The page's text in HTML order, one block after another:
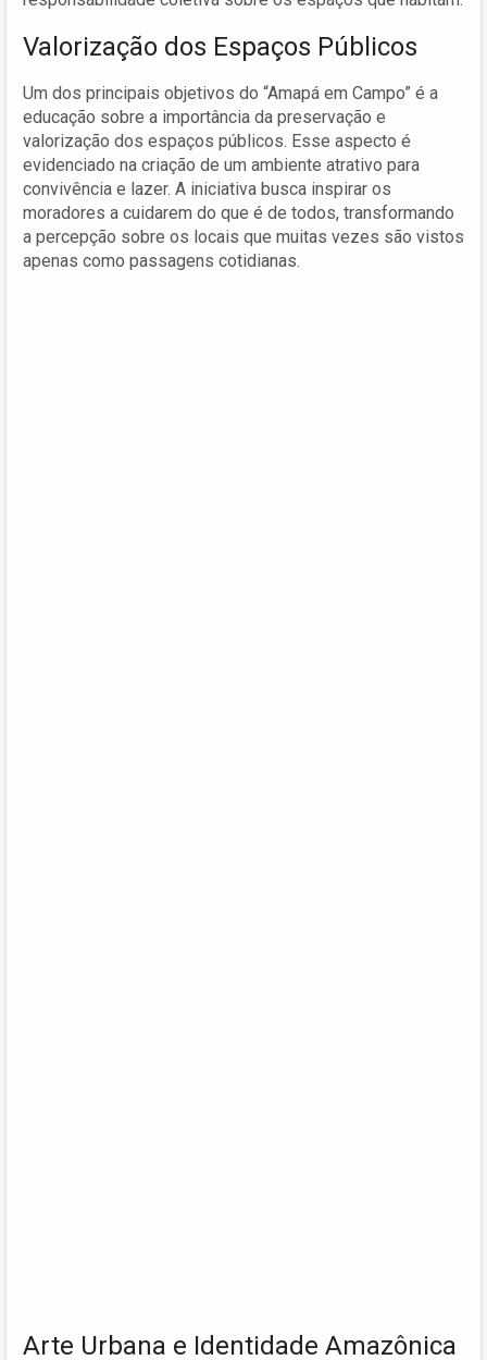
Valorização dos Espaços Públicos
Um dos principais objetivos do “Amapá em Campo” é a
educação sobre a importância da preservação e
valorização dos espaços públicos. Esse aspecto é
evidenciado na criação de um ambiente atrativo para
convivência e lazer. A iniciativa busca inspirar os
moradores a cuidarem do que é de todos, transformando
a percepção sobre os locais que muitas vezes são vistos
apenas como passagens cotidianas.
Arte Urbana e Identidade Amazônica